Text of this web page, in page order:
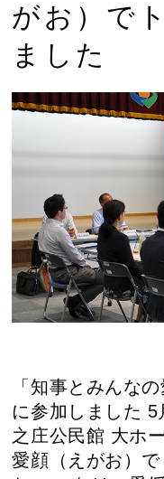
がお）で
ました
「知事とみんな
に参加しました
之庄公民館 大ホ
愛顔（えがお）